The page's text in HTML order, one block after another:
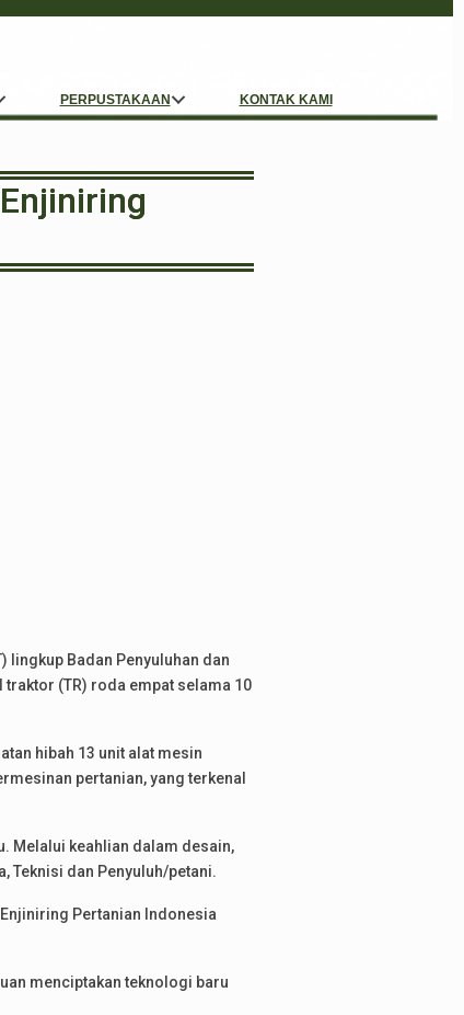
PERPUSTAKAAN KONTAK KAMI
lingkup Badan Penyuluhan dan
traktor (TR) roda empat selama 10
hibah 13 unit alat mesin
pertanian, yang terkenal
Melalui keahlian dalam desain,
Teknisi dan Penyuluh/petani.
Pertanian Indonesia
menciptakan teknologi baru